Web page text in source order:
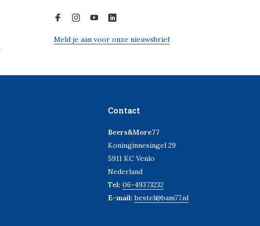
Meld je aan voor onze nieuwsbrief
Contact
Beers&More77
Koninginnesingel 29
5911 KC Venlo
Nederland
Tel: 06-49373232
E-mail:bestel@bam77.nl